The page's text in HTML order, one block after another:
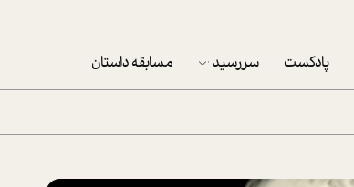
پادکست سررسید مسابقه داستان